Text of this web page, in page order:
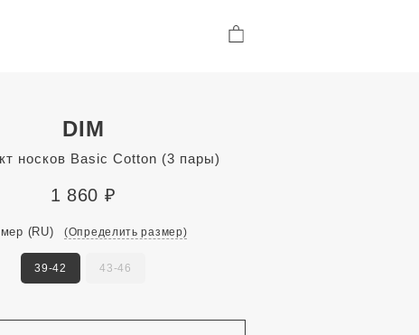
DIM
носков Basic Cotton (3 пары)
1 860 ₽
(RU) (Определить размер)
39-42 43-46